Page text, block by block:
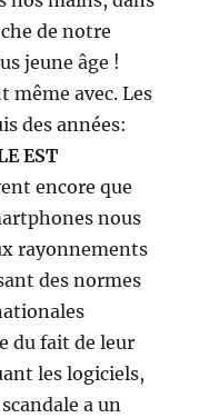
de notre
jeune âge !
même avec. Les
des années:
EST
encore que
nous
rayonnements
des normes
du fait de leur
les logiciels,
a un